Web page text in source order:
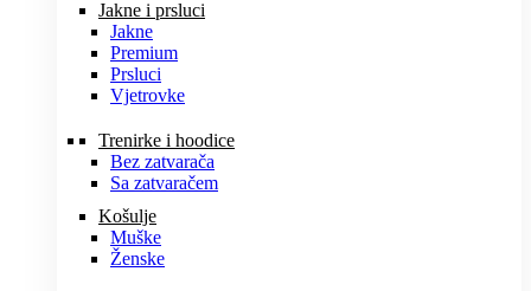
Jakne i prsluci
Jakne
Premium
Prsluci
Vjetrovke
Trenirke i hoodice
Bez zatvarača
Sa zatvaračem
Košulje
Muške
Ženske